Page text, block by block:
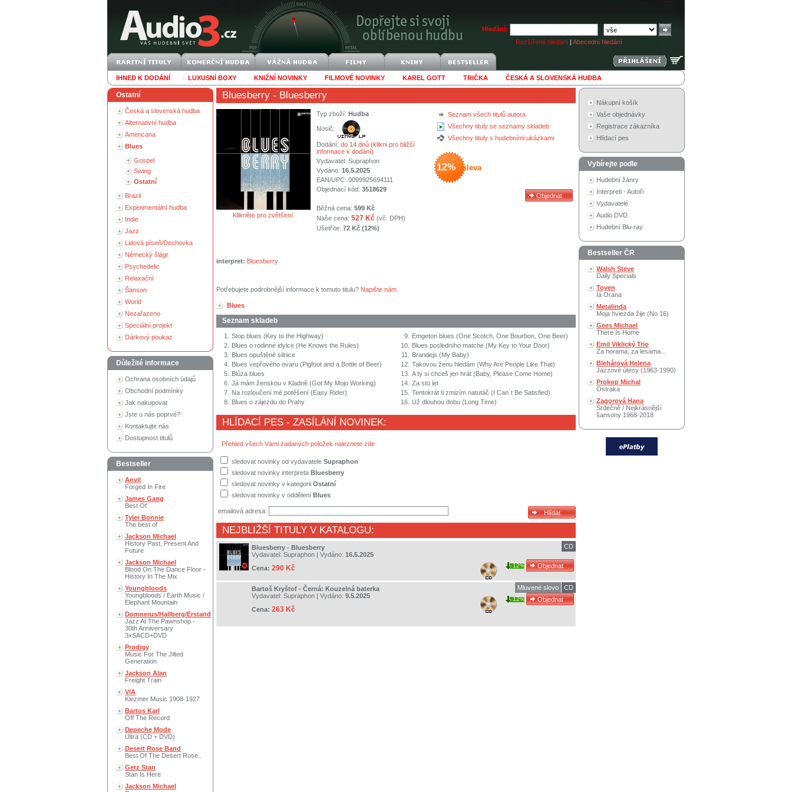
Hledání:
Rozšířené hledání | Abecední hledání
IHNED K DODÁNÍ LUXUSNÍ BOXY KNIŽNÍ NOVINKY FILMOVÉ NOVINKY KAREL GOTT TRIČKA ČESKÁ A SLOVENSKÁ HUDBA
Ostatní
Česká a slovenská hudba
Alternativní hudba
Americana
Blues
Gospel
Swing
Ostatní
Brazil
Experimentální hudba
Indie
Jazz
Lidová píseň/Dechovka
Německý šlágr
Psychedelic
Relaxační
Šanson
World
Nezařazeno
Speciální projekt
Dárkový poukaz
Důležité informace
Ochrana osobních údajů
Obchodní podmínky
Jak nakupovat
Jste u nás poprvé?
Kontaktujte nás
Dostupnost titulů
Bestseller
Anvil
Forged In Fire
James Gang
Best Of
Tyler Bonnie
The best of
Jackson Michael
History Past, Present And
Future
Jackson Michael
Blood On The Dance Floor -
History In The Mix
Youngbloods
Youngbloods / Earth Music /
Elephant Mountain
Domnerus/Hallberg/Erstand
Jazz At The Pawnshop -
30th Anniversary
3xSACD+DVD
Prodigy
Music For The Jilted
Generation
Jackson Alan
Freight Train
V/A
Klezmer Music 1908-1927
Bartos Karl
Off The Record
Depeche Mode
Ultra (CD + DVD)
Desert Rose Band
Best Of The Desert Rose..
Getz Stan
Stan Is Here
Jackson Michael
Bluesberry - Bluesberry
Klikněte pro zvětšení.
Seznam všech titulů autora
Všechny tituly se seznamy skladeb
Všechny tituly s hudebními ukázkami
12% sleva
Typ zboží: Hudba
Nosič:
Dodání: do 14 dnů (klikni pro bližší
informace k dodání)
Vydavatel: Supraphon
Vydáno: 16.5.2025
EAN/UPC: 0099925694111
Objednací kód: 3518629
Běžná cena: 599 Kč
Naše cena: 527 Kč (vč. DPH)
Ušetříte: 72 Kč (12%)
interpret: Bluesberry
Potřebujete podrobnější informace k tomuto titulu? Napište nám
Blues
Seznam skladeb
1.
Stop blues (Key to the Highway)
2.
Blues o rodinné idylce (He Knows the Rules)
3.
Blues opuštěné silnice
4.
Blues vepřového ovaru (Pigfoot and a Bottle of Beer)
5.
Blůza blues
6. Já mám ženskou v Kladně (Got My Mojo Working)
7.
Na rozloučení mé potěšení (Easy Rider)
8.
Blues o zájezdu do Prahy
9.
Emgeton blues (One Scotch, One Bourbon, One Beer)
10.
Blues posledního matche (My Key to Your Door)
11.
Brandejs (My Baby)
12. Takovou ženu hledám (Why Are People Like That)
13. A ty si chceš jen hrát (Baby, Please Come Home)
14. Za sto let
15. Tentokrát ti zmizím natutáč (I Can´t Be Satisfied)
16. Už dlouhou dobu (Long Time)
HLÍDACÍ PES - ZASÍLÁNÍ NOVINEK:
Přehled všech Vámi zadaných položek naleznete zde
sledovat novinky od vydavatele Supraphon
sledovat novinky interpreta Bluesberry
sledovat novinky v kategorii Ostatní
sledovat novinky v oddělení Blues
emailová adresa:
NEJBLIŽŠÍ TITULY V KATALOGU:
Bluesberry - Bluesberry
Vydavatel: Supraphon | Vydáno: 16.5.2025
Cena: 290 Kč
CD
12%
Bartoš Kryštof - Černá: Kouzelná baterka
Vydavatel: Supraphon | Vydáno: 9.5.2025
Cena: 263 Kč
CD
Mluvené slovo
12%
Nákupní košík
Vaše objednávky
Registrace zákazníka
Hlídací pes
Vybírejte podle
Hudební žánry
Interpreti - Autoři
Vydavatelé
Audio DVD
Hudební Blu-ray
Bestseller ČR
Walsh Steve
Daily Specials
Toyen
Ia Orana
Metalinda
Moja hviezda žije (No 16)
Gees Michael
There Is Home
Emil Viklický Trio
Za horama, za lesama...
Blehárová Helena
Jazzové útesy (1963-1990)
Prokop Michal
Ostraka
Zagorová Hana
Srdečně / Nejkrásnější
šansony 1968-2018